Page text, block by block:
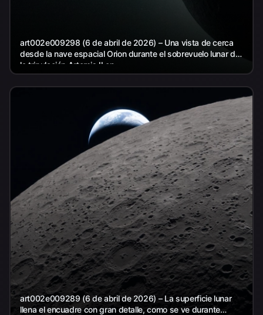
art002e009298 (6 de abril de 2026) – Una vista de cerca
desde la nave espacial Orion durante el sobrevuelo lunar de
la tripulación Artemis II en...
art002e009289 (6 de abril de 2026) – La superficie lunar
llena el encuadre con gran detalle, como se ve durante